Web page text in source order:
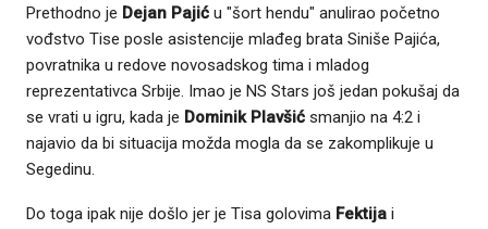
Prethodno je Dejan Pajić u "šort hendu" anulirao početno
vođstvo Tise posle asistencije mlađeg brata Siniše Pajića,
povratnika u redove novosadskog tima i mladog
reprezentativca Srbije. Imao je NS Stars još jedan pokušaj da
se vrati u igru, kada je Dominik Plavšić smanjio na 4:2 i
najavio da bi situacija možda mogla da se zakomplikuje u
Segedinu.
Do toga ipak nije došlo jer je Tisa golovima Fektija i